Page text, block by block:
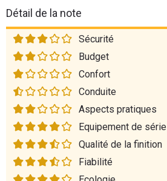
Détail de la note
Sécurité
Budget
Confort
Conduite
Aspects pratiques
Equipement de série
Qualité de la finition
Fiabilité